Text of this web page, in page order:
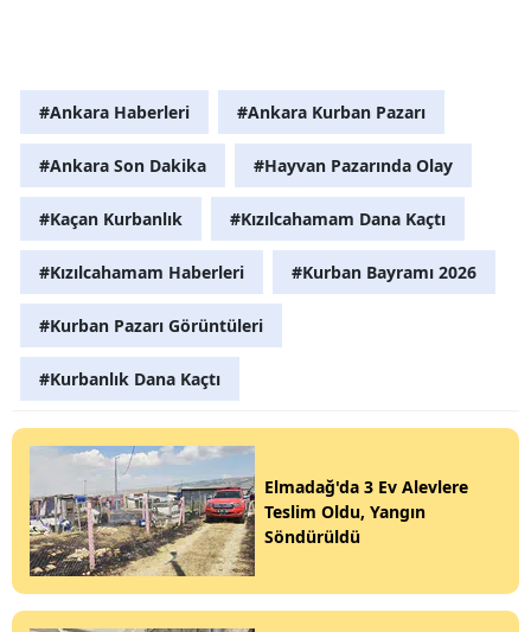
#Ankara Haberleri #Ankara Kurban Pazarı
#Ankara Son Dakika #Hayvan Pazarında Olay
#Kaçan Kurbanlık #Kızılcahamam Dana Kaçtı
#Kızılcahamam Haberleri #Kurban Bayramı 2026
#Kurban Pazarı Görüntüleri
#Kurbanlık Dana Kaçtı
Elmadağ'da 3 Ev Alevlere
Teslim Oldu, Yangın
Söndürüldü